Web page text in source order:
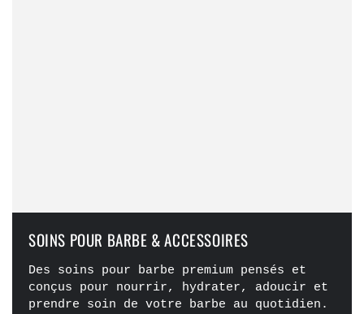
SOINS POUR BARBE & ACCESSOIRES
Des soins pour barbe premium pensés et
conçus pour nourrir, hydrater, adoucir et
prendre soin de votre barbe au quotidien.